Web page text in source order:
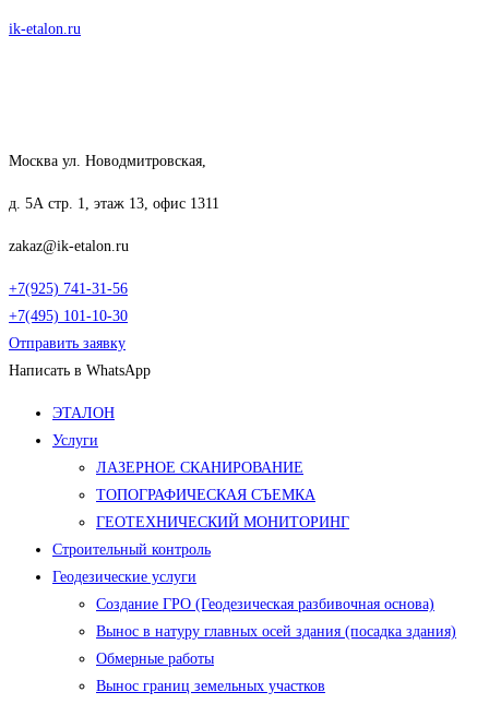
Перейти
ik-etalon.ru
Москва ул. Новодмитровская,
д. 5А стр. 1, этаж 13, офис 1311
zakaz@ik-etalon.ru
+7(925) 741-31-56
+7(495) 101-10-30
Отправить заявку
Написать в WhatsApp
Меню
ЭТАЛОН
Услуги
ЛАЗЕРНОЕ СКАНИРОВАНИЕ
ТОПОГРАФИЧЕСКАЯ СЪЕМКА
ГЕОТЕХНИЧЕСКИЙ МОНИТОРИНГ
Строительный контроль
Геодезические услуги
Создание ГРО (Геодезическая разбивочная основа)
Вынос в натуру главных осей здания (посадка здания)
Обмерные работы
Вынос границ земельных участков